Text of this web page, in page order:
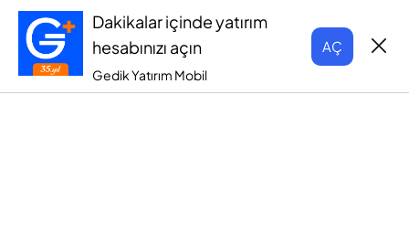
Dakikalar içinde yatırım
hesabınızı açın
Gedik Yatırım Mobil
AÇ